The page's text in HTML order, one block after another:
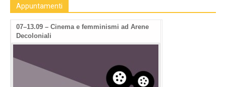
Appuntamenti
09.09-13.09: Human Rights Film Fest -2a
edizione a Roma